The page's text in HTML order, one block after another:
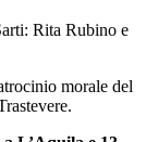
Rita Rubino e
morale del